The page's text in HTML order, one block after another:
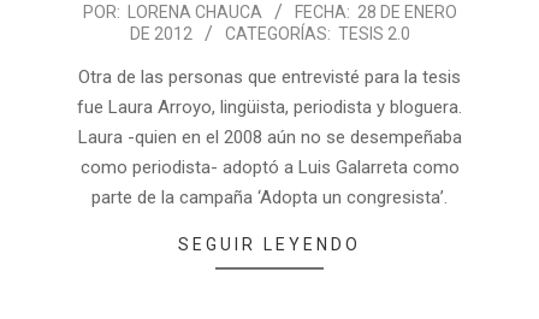
POR: LORENA CHAUCA FECHA: 28 DE ENERO
DE 2012
CATEGORÍAS: TESIS 2.0
Otra de las personas que entrevisté para la tesis
fue Laura Arroyo, lingüista, periodista y bloguera.
Laura -quien en el 2008 aún no se desempeñaba
como periodista- adoptó a Luis Galarreta como
parte de la campaña ‘Adopta un congresista’.
SEGUIR LEYENDO